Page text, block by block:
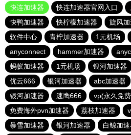
快连加速器
快连加速器官网入口
快鸭加速器
快柠檬加速器 旋风
软件中心
青柠加速器 1元机场
anyconnect
hammer加速器
蚂蚁加速器
1元机场 银河加速器
优云666
银河加速器 abc加速器
银河加速器
速鹰666 vp(永久免
免费海外pvn加速器
荔枝加速器
暴雪加速器
银河加速器 白鲸加速